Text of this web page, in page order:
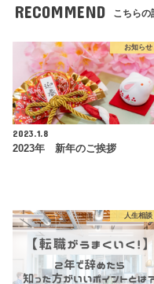
RECOMMEND こちらの
お知らせ
2023.1.8
2023年 新年のご挨拶
人生相談